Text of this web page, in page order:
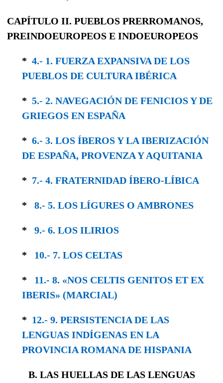
CAPÍTULO II. PUEBLOS PRERROMANOS,
PREINDOEUROPEOS E INDOEUROPEOS
* 4.- 1. FUERZA EXPANSIVA DE LOS
PUEBLOS DE CULTURA IBÉRICA
* 5.- 2. NAVEGACIÓN DE FENICIOS Y DE
GRIEGOS EN ESPAÑA
* 6.- 3. LOS ÍBEROS Y LA IBERIZACIÓN
DE ESPAÑA, PROVENZA Y AQUITANIA
* 7.- 4. FRATERNIDAD ÍBERO-LÍBICA
* 8.- 5. LOS LÍGURES O AMBRONES
* 9.- 6. LOS ILIRIOS
* 10.- 7. LOS CELTAS
* 11.- 8. «NOS CELTIS GENITOS ET EX
IBERIS» (MARCIAL)
* 12.- 9. PERSISTENCIA DE LAS
LENGUAS IN­DÍGENAS EN LA
PROVINCIA ROMANA DE HISPANIA
B. LAS HUELLAS DE LAS LENGUAS